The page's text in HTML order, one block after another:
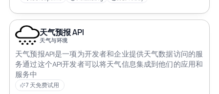
天气预报 API
天气与环境
天气预报API是一项为开发者和企业提供天气数据访问的服
务通过这个API开发者可以将天气信息集成到他们的应用和
服务中
7 天免费试用